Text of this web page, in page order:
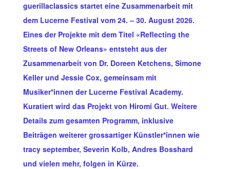
guerillaclassics startet eine Zusammenarbeit mit
dem Lucerne Festival vom 24. – 30. August 2026.
Eines der Projekte mit dem Titel «Reflecting the
Streets of New Orleans» entsteht aus der
Zusammenarbeit von Dr. Doreen Ketchens, Simone
Keller und Jessie Cox, gemeinsam mit
Musiker*innen der Lucerne Festival Academy.
Kuratiert wird das Projekt von Hiromi Gut. Weitere
Details zum gesamten Programm, inklusive
Beiträgen weiterer grossartiger Künstler*innen wie
tracy september, Severin Kolb, Andres Bosshard
und vielen mehr, folgen in Kürze.